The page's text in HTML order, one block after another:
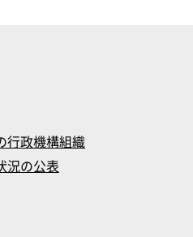
行政機構組織
況の公表